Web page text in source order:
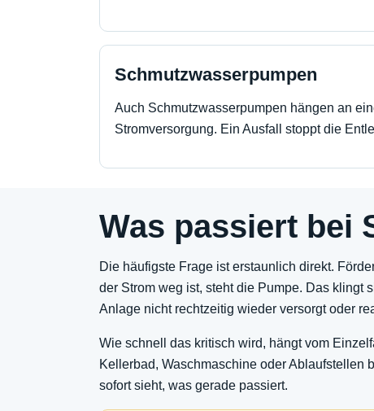
Schmutzwasserpumpen
Auch Schmutzwasserpumpen hängen an
Stromversorgung. Ein Ausfall stoppt die
Was passiert bei
Die häufigste Frage ist erstaunlich direkt.
der Strom weg ist, steht die Pumpe. Das klingt
Anlage nicht rechtzeitig wieder versorgt oder
Wie schnell das kritisch wird, hängt vom
Kellerbad, Waschmaschine oder Ablaufstellen
sofort sieht, was gerade passiert.